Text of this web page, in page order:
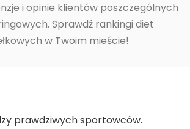
i opinie klientów poszczególnych
Sprawdź rankingi diet
w Twoim mieście!
prawdziwych sportowców.